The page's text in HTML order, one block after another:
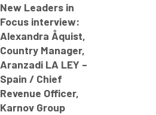
New Leaders in
Focus interview:
Alexandra Åquist,
Country Manager,
Aranzadi LA LEY –
Spain / Chief
Revenue Officer,
Karnov Group